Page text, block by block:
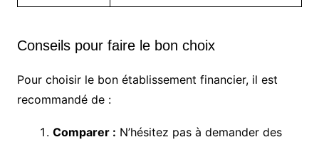
Conseils pour faire le bon choix
Pour choisir le bon établissement financier, il est
recommandé de :
Comparer : N’hésitez pas à demander des